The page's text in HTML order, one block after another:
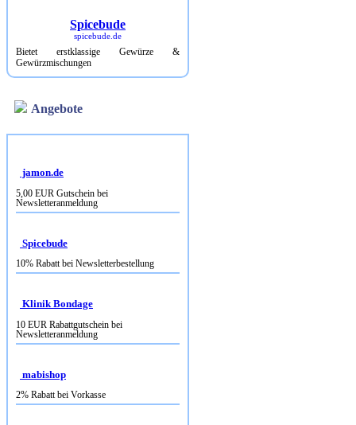
Bietet erstklassige Gewürze &
Gewürzmischungen
5,00 EUR Gutschein bei
Newsletteranmeldung
Spicebude
Klinik Bondage
Newsletteranmeldung
mabishop
Dr. Humms Blink Sortiment